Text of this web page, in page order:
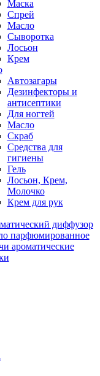
Маска
Спрей
Масло
Сыворотка
Лосьон
Крем
Автозагары
Дезинфекторы и
антисептики
Для ногтей
Масло
Скраб
Средства для
гигиены
Гель
Лосьон, Крем,
Молочко
Крем для рук
диффузор
парфюмированное
ароматические